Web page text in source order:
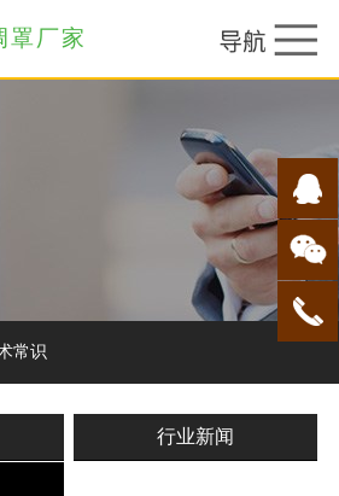
罩厂家
常识
行业新闻